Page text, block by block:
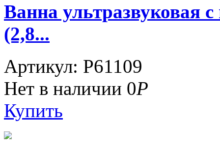
Ванна ультразвуковая
(2,8...
Артикул: P61109
Нет в наличии 0Р
Купить